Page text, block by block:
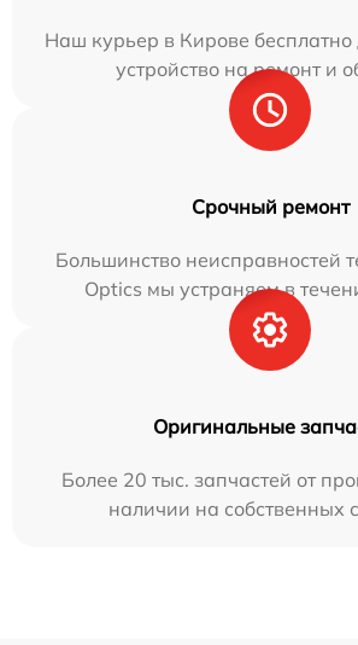
Наш курьер в Кирове бесплатно
устройство на ремонт и
Срочный ремонт
Большинство неисправностей
Optics мы устраняем в
Оригинальные
Более 20 тыс. запчастей от
наличии на собственных